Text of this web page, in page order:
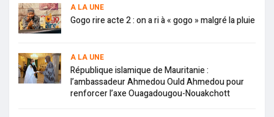
A LA UNE
Gogo rire acte 2 : on a ri à « gogo » malgré la pluie
A LA UNE
République islamique de Mauritanie :
l’ambassadeur Ahmedou Ould Ahmedou pour
renforcer l’axe Ouagadougou-Nouakchott